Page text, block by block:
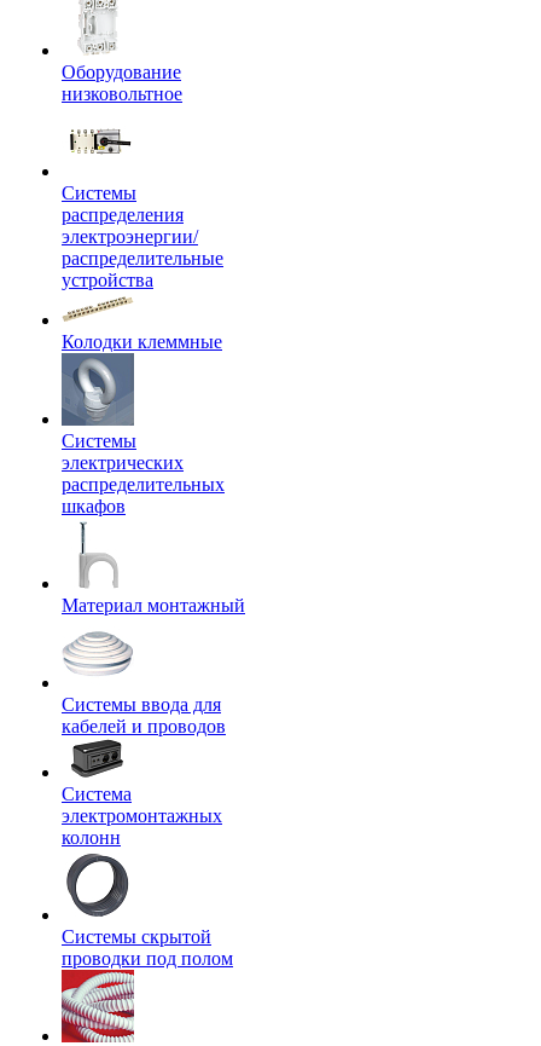
Оборудование
низковольтное
Системы
распределения
электроэнергии/
распределительные
устройства
Колодки клеммные
Системы
электрических
распределительных
шкафов
Материал монтажный
Системы ввода для
кабелей и проводов
Система
электромонтажных
колонн
Системы скрытой
проводки под полом